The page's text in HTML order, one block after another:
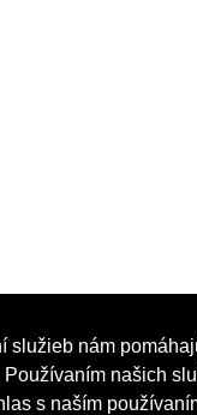
služieb nám
Používaním našich
s naším